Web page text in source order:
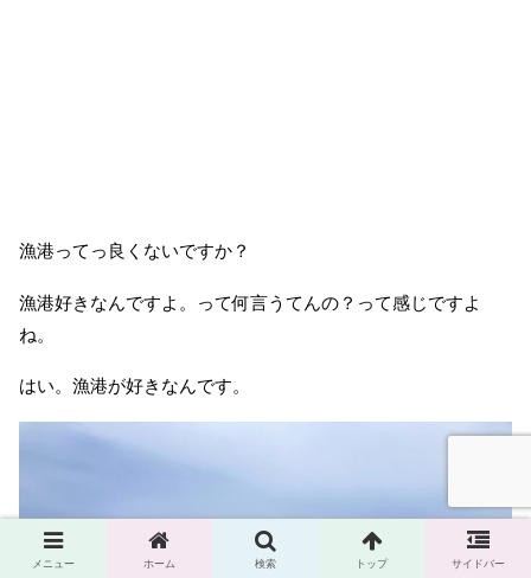
漁港ってっ良くないですか？
漁港好きなんですよ。って何言うてんの？って感じですよ
ね。
はい。漁港が好きなんです。
メニュー ホーム 検索 トップ サイドバー